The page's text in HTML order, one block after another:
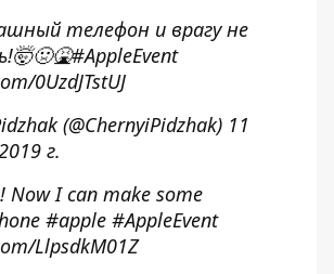
телефон и врагу не
#AppleEvent
0UzdJTstUJ
(@ChernyiPidzhak) 11
г.
Now I can make some
#apple #AppleEvent
LlpsdkM01Z